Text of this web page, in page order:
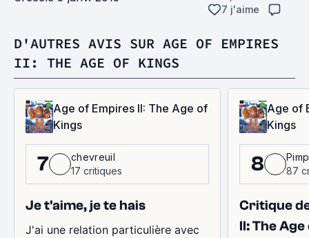
7 j'aime
D'AUTRES AVIS SUR AGE OF EMPIRES
II: THE AGE OF KINGS
Age of Empires II: The Age of
Kings
7
chevreuil
17 critiques
Je t'aime, je te hais
J'ai une relation particulière avec
Age of
Kings
8
87
Critique
II: The